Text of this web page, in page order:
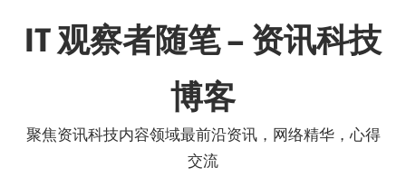
IT 观察者随笔 – 资讯科技
博客
聚焦资讯科技内容领域最前沿资讯，网络精华，心得
交流